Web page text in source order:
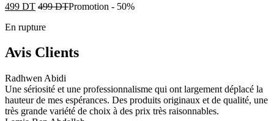
499 DT 499DTPromotion - 50%
En rupture
Avis Clients
Radhwen Abidi
Une sériosité et une professionnalisme qui ont largement déplacé la
hauteur de mes espérances. Des produits originaux et de qualité, une
très grande variété de choix à des prix très raisonnables.